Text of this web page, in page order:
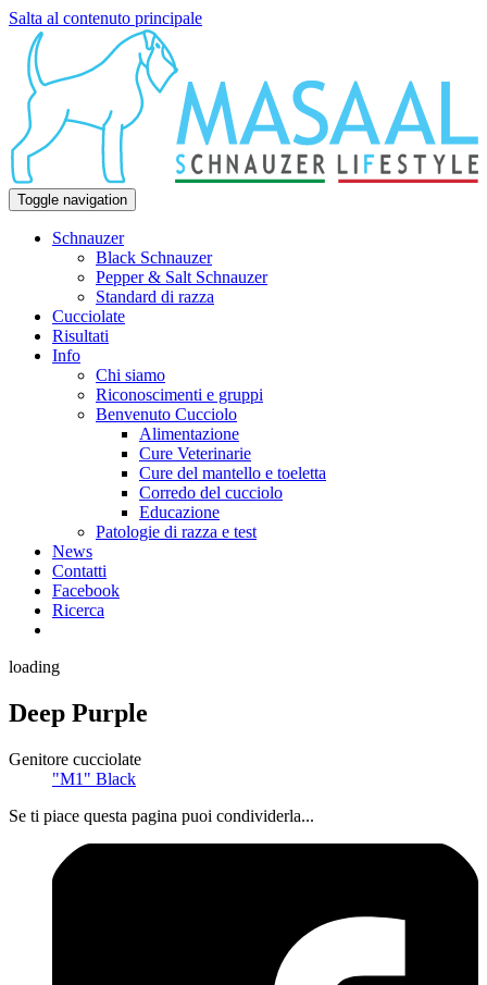
Salta al contenuto principale
Toggle navigation
Schnauzer
Black Schnauzer
Pepper & Salt Schnauzer
Standard di razza
Cucciolate
Risultati
Info
Chi siamo
Riconoscimenti e gruppi
Benvenuto Cucciolo
Alimentazione
Cure Veterinarie
Cure del mantello e toeletta
Corredo del cucciolo
Educazione
Patologie di razza e test
News
Contatti
Facebook
Ricerca
loading
Deep Purple
Genitore cucciolate
"M1" Black
Se ti piace questa pagina puoi condividerla...